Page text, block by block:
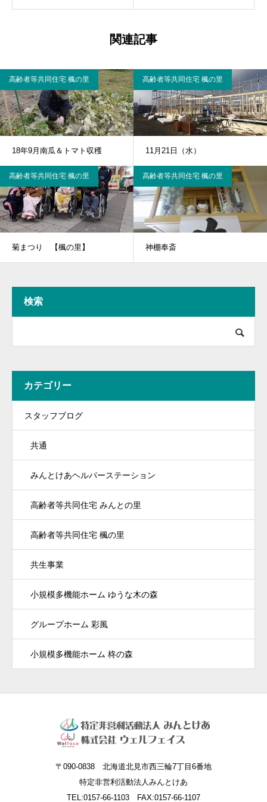
関連記事
高齢者等共同住宅 楓の里
18年9月南瓜＆トマト収穫
高齢者等共同住宅 楓の里
11月21日（水）
高齢者等共同住宅 楓の里
菊まつり 【楓の里】
高齢者等共同住宅 楓の里
神棚奉斎
検索
カテゴリー
スタッフブログ
共通
みんとけあヘルパーステーション
高齢者等共同住宅 みんとの里
高齢者等共同住宅 楓の里
共生事業
小規模多機能ホーム ゆうな木の森
グループホーム 彩風
小規模多機能ホーム 柊の森
〒090-0838 北海道北見市西三輪7丁目6番地
特定非営利活動法人みんとけあ
TEL:0157-66-1103 FAX:0157-66-1107